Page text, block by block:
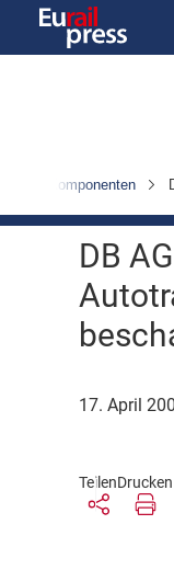
& Komponenten
DB
17. April
TeilenDrucken